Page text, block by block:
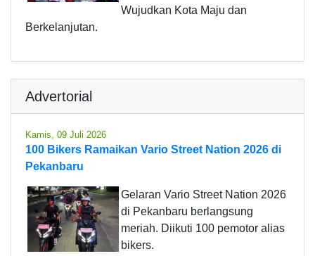
Wujudkan Kota Maju dan
Berkelanjutan.
Advertorial
Kamis, 09 Juli 2026
100 Bikers Ramaikan Vario Street Nation 2026 di
Pekanbaru
Gelaran Vario Street Nation 2026
di Pekanbaru berlangsung
meriah. Diikuti 100 pemotor alias
bikers.